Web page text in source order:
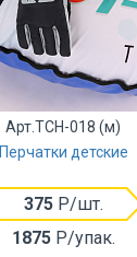
Арт.TCH-018 (м)
Перчатки детские
375Р/шт.
1875Р/упак.